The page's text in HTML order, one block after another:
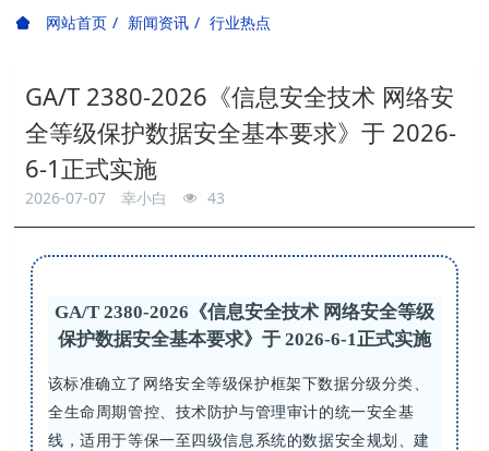
网站首页 新闻资讯 行业热点
GA/T 2380-2026《信息安全技术 网络安
全等级保护数据安全基本要求》于 2026-
6-1正式实施
2026-07-07 幸小白 43
GA/T 2380-2026《信息安全技术 网络安全等级
保护数据安全基本要求》 于 2026-6-1正式实施
该标准确立了网络安全等级保护框架下数据分级分类、
全生命周期管控、技术防护与管理审计的统一安全基
线，适用于等保一至四级信息系统的数据安全规划、建